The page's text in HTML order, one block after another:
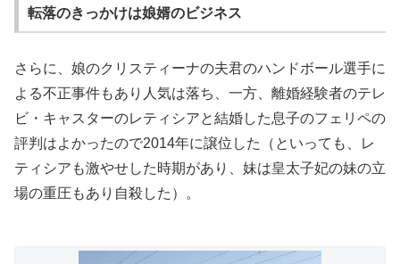
転落のきっかけは娘婿のビジネス
さらに、娘のクリスティーナの夫君のハンドボール選手に
よる不正事件もあり人気は落ち、一方、離婚経験者のテレ
ビ・キャスターのレティシアと結婚した息子のフェリペの
評判はよかったので2014年に譲位した（といっても、レ
ティシアも激やせした時期があり、妹は皇太子妃の妹の立
場の重圧もあり自殺した）。